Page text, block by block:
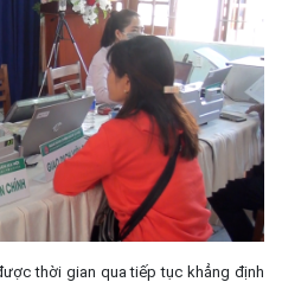
thời gian qua tiếp tục khẳng định